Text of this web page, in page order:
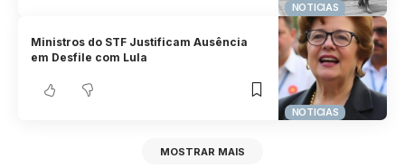
NOTICIAS
NOTICIAS
Ministros do STF Justificam Ausência
em Desfile com Lula
MOSTRAR MAIS